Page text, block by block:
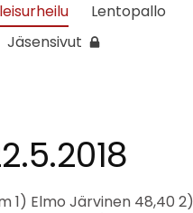
Lentopallo
Jäsensivut
Lumi Terviö 43,10 2) Tuuli Makkonen 44,90 3) Saime Helander 45,80 4) Hulda Huppunen IitP 47,90 5) Vieno Salo 48,30 6) Veera Niittymaa 48,60 7) Elna Pirinen 53,10 8) Iida Talo 54,00 9) Karoliina Tojkander 56,20 10) Ida Laaksonen IitP 1.01,50 Hipsu Grenfors DNS Loppukilpailu erä 1 1) Lumi Terviö 43,10 2) Vieno Salo 48,30 3) Karoliina Tojkander 56,20 4) Ida Laaksonen IitP 1.01,50 Hipsu Grenfors DNS Loppukilpailu erä 2 1) Tuuli Makkonen 44,90 2) Saime Helander 45,80 3) Hulda Huppunen IitP 47,90 4) Veera Niittymaa 48,60 5) Elna Pirinen 53,10 6) Iida Talo 54,00 P7 Keihäs Loppukilpailu 1) Tiitus Rytkölä 8,55 8,55 2) Akseli Koso 7,65 7,65 3) Niko Turunen IitPy 6,66 6,66 4) Otso Säämänen 5,80 5,80 5) Elmo Tossavainen 5,79 5,79 6) Aamos Huppunen IitPy 4,60 4,60 7) Lukas Hyypiä IitPy 4,30 4,30 8) Lenni Koskela 4,14 4,14 9) Aaro Matikka 2,50 2,50 10) Eevertti Rauhala 2,43 2,43 11) Okko Varpenius IitP 1,64 1,64 T7 Keihäs Loppukilpailu 1) Tuuli Makkonen 6,29 6,29 2) Lumi Terviö 5,36 5,36 3) Veera Niittymaa 4,05 4,05 4) Vieno Salo 4,03 4,03 5) Saime Helander 4,00